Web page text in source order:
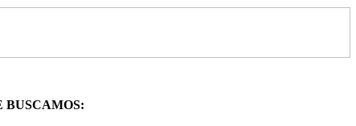
BUSCAMOS: